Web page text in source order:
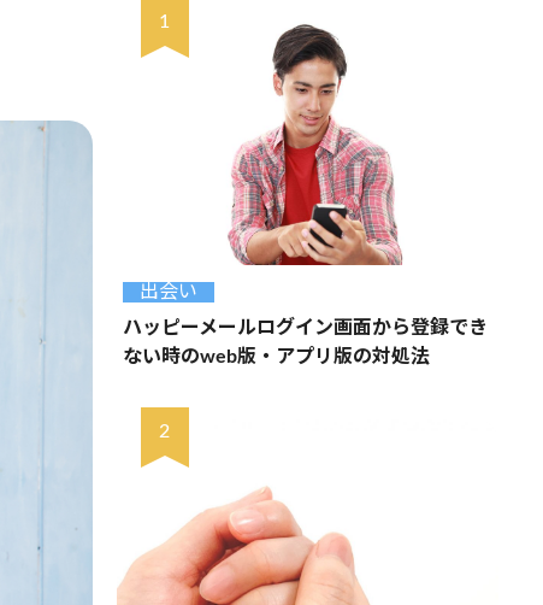
出会い
ハッピーメールログイン画面から登録でき
ない時のweb版・アプリ版の対処法